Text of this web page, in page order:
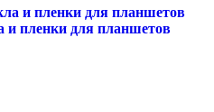
и пленки для планшетов